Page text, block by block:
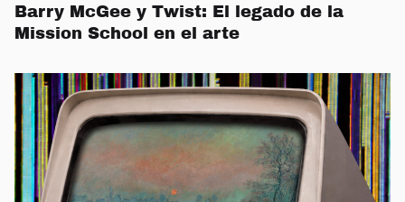
Barry McGee y Twist: El legado de la
Mission School en el arte